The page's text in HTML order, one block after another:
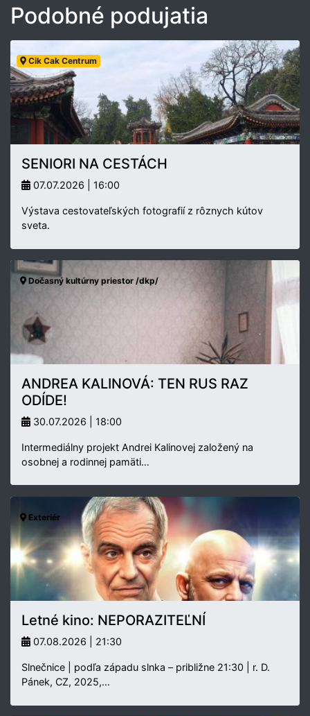
Podobné podujatia
Cik Cak Centrum
SENIORI NA CESTÁCH
07.07.2026 | 16:00
Výstava cestovateľských fotografií z rôznych kútov
sveta.
Dočasný kultúrny priestor /dkp/
ANDREA KALINOVÁ: TEN RUS RAZ
ODÍDE!
30.07.2026 | 18:00
Intermediálny projekt Andrei Kalinovej založený na
osobnej a rodinnej pamäti…
Exteriér
Letné kino: NEPORAZITEĽNÍ
07.08.2026 | 21:30
Slnečnice | podľa západu slnka – približne 21:30 | r. D.
Pánek, CZ, 2025,…